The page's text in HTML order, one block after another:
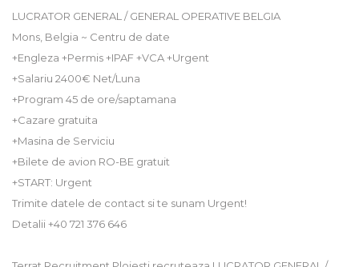
LUCRATOR GENERAL / GENERAL OPERATIVE BELGIA
Mons, Belgia ~ Centru de date
+Engleza +Permis +IPAF +VCA +Urgent
+Salariu 2400€ Net/Luna
+Program 45 de ore/saptamana
+Cazare gratuita
+Masina de Serviciu
+Bilete de avion RO-BE gratuit
+START: Urgent
Trimite datele de contact si te sunam Urgent!
Detalii +40 721 376 646